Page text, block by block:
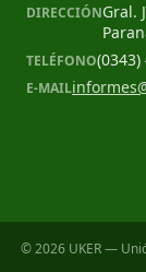
DIRECCIÓNGral.
TELÉFONO
E-MAIL
© 2026 UKER —